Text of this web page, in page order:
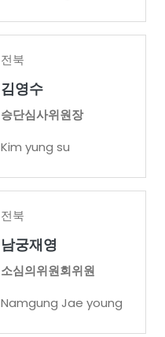
전북
김영수
승단심사위원장
Kim yung su
전북
남궁재영
소심의위원회위원
Namgung Jae young